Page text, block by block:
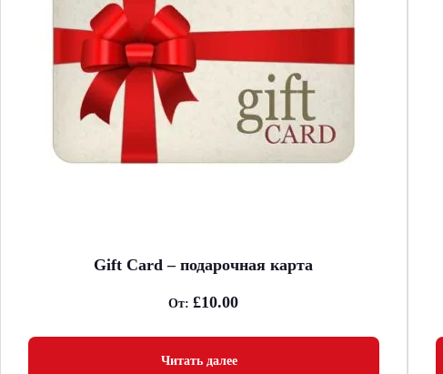
Gift Card – подарочная карта
От:£10.00
Читать далее